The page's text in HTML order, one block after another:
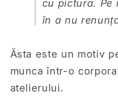
cu pictura. Pe
în a nu
Ăsta este un motiv
munca într-o
atelierului.